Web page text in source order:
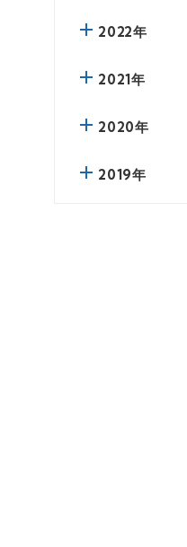
2022年
2021年
2020年
2019年